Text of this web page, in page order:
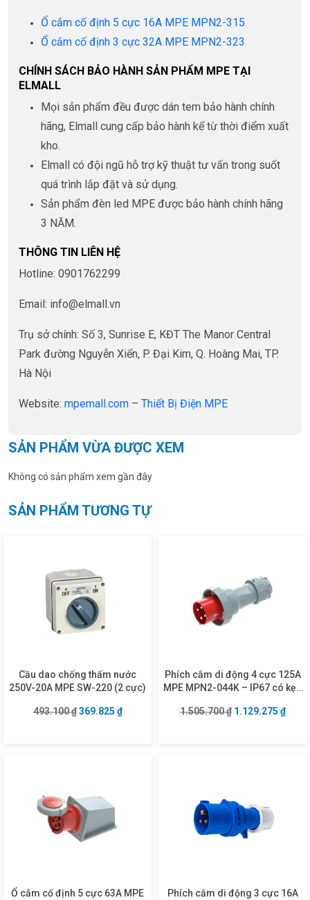
Ổ cắm cố định 5 cực 16A MPE MPN2-315
Ổ cắm cố định 3 cực 32A MPE MPN2-323
CHÍNH SÁCH BẢO HÀNH SẢN PHẨM MPE TẠI
ELMALL
Mọi sản phẩm đều được dán tem bảo hành chính
hãng, Elmall cung cấp bảo hành kể từ thời điểm xuất
kho.
Elmall có đội ngũ hỗ trợ kỹ thuật tư vấn trong suốt
quá trình lắp đặt và sử dụng.
Sản phẩm đèn led MPE được bảo hành chính hãng
3 NĂM.
THÔNG TIN LIÊN HỆ
Hotline: 0901762299
Email: info@elmall.vn
Trụ sở chính: Số 3, Sunrise E, KĐT The Manor Central
Park đường Nguyễn Xiển, P. Đại Kim, Q. Hoàng Mai, TP.
Hà Nội
Website: mpemall.com – Thiết Bị Điện MPE
SẢN PHẨM VỪA ĐƯỢC XEM
Không có sản phẩm xem gần đây
SẢN PHẨM TƯƠNG TỰ
Cầu dao chống thấm nước
250V-20A MPE SW-220 (2 cực)
493.100₫ Giá gốc là: 493.100 ₫.
369.825 ₫Giá hiện tại là: 369.825 ₫.
Phích cắm di động 4 cực 125A
MPE MPN2-044K – IP67 có kẹp
1.505.700₫ Giá gốc là:
1.129.275 ₫Giá
Ổ cắm cố định 5 cực 63A MPE
Phích cắm di động 3 cực 16A